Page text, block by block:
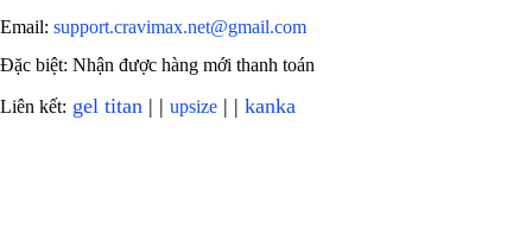
Email: support.cravimax.net@gmail.com
Đặc biệt: Nhận được hàng mới thanh toán
Liên kết: gel titan | | upsize | | kanka